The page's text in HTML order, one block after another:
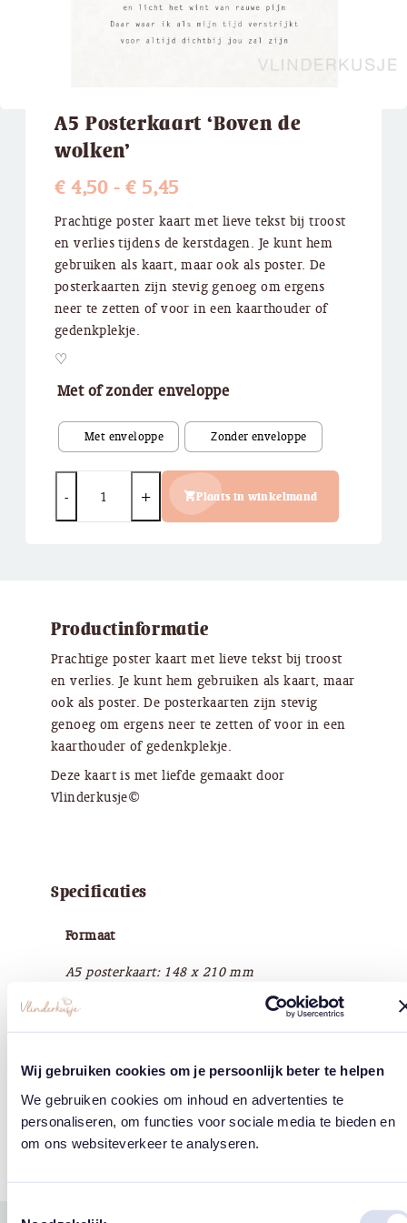
Wij gebruiken cookies om je persoonlijk beter te helpen
We gebruiken cookies om inhoud en advertenties te
personaliseren, om functies voor sociale media te bieden en
om ons websiteverkeer te analyseren.
A5 Posterkaart ‘Boven de
wolken’
€4,50 - €5,45Prijsklasse:
€ 4,50
tot
€ 5,45
Prachtige poster kaart met lieve tekst bij troost
en verlies tijdens de kerstdagen. Je kunt hem
gebruiken als kaart, maar ook als poster. De
posterkaarten zijn stevig genoeg om ergens
neer te zetten of voor in een kaarthouder of
gedenkplekje.
♡
Met of zonder enveloppe
Plaats in winkelmand
Productinformatie
Prachtige poster kaart met lieve tekst bij troost
en verlies. Je kunt hem gebruiken als kaart, maar
ook als poster. De posterkaarten zijn stevig
genoeg om ergens neer te zetten of voor in een
kaarthouder of gedenkplekje.
Deze kaart is met liefde gemaakt door
Vlinderkusje©
Specificaties
Formaat
A5 posterkaart: 148 x 210 mm
Papier
Copyright
Vlinderkusje®